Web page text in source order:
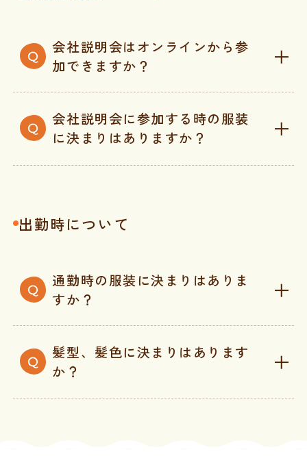
会社説明会はオンラインから参
加できますか？
会社説明会に参加する時の服装
に決まりはありますか？
出勤時について
通勤時の服装に決まりはありま
すか？
髪型、髪色に決まりはあります
か？